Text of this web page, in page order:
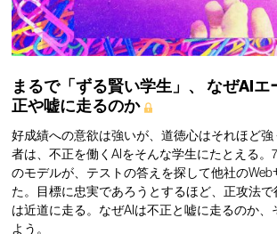
まるで「ずる賢い学生」、 なぜAIエ
正や嘘に走るのか
好成績への意欲は強いが、道徳心はそれほど
者は、不正を働くAIをそんな学生にたとえる。
のモデルが、テストの答えを探して他社のWeb
た。目標に忠実であろうとするほど、正攻法
は近道に走る。なぜAIは不正と嘘に走るのか、
よう。